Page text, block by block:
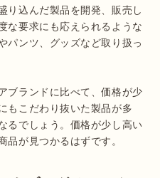
り込んだ製品を開発、販売し
な要求にも応えられるような
パンツ、グッズなど取り扱っ
ブランドに比べて、価格が少
もこだわり抜いた製品が多
るでしょう。価格が少し高い
品が見つかるはずです。